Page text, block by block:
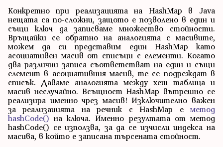
Конкретно при реализацията на HashMap в Java
нещата са по-сложни, защото е позволено в един и
същи ключ да записваме множество стойности.
Връщайки се обратно на аналогията с масивите,
можем да си представим един HashMap като
асоциативен масив от списъци с елементи. Когато
два различни записа съответстват на един и същи
елемент в асоциативния масив, те се подреждат в
списък. Даваме аналогията между хеш таблица и
масив неслучайно. Всъщност HashMap вътрешно се
реализира именно чрез масив! Изключително важен
за реализацията на речник с HashMap е метод
hashCode() на ключа. Именно резултата от метод
hashCode() се използва, за да се изчисли индекса на
масива, в който е записана търсената стойност.